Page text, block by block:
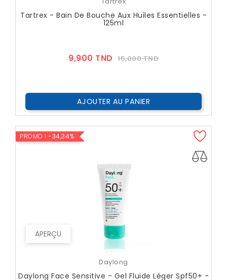
Tartrex - Bain De Bouche Aux Huiles Essentielles -
125ml
9,900 TND Prix
15,000 TNDPrix
AJOUTER AU PANIER
APERÇU
PROMO ! -34,34%
Daylong
Daylong Face Sensitive - Gel Fluide Léger Spf50+ -